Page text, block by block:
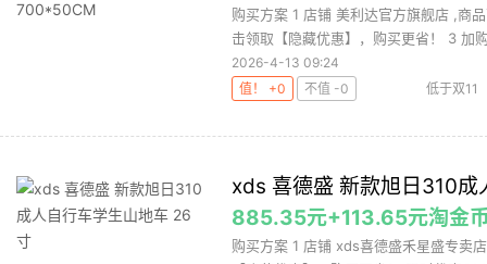
购买方案 1 店铺 美利达官方旗舰店 ,商
击领取【隐藏优惠】，购买更省！ 3 加
2026-4-13 09:24
值！ +0
不值 -0
低于双11
xds 喜德盛 新款旭日310
885.35元+113.65元淘金
购买方案 1 店铺 xds喜德盛禾星盛专卖